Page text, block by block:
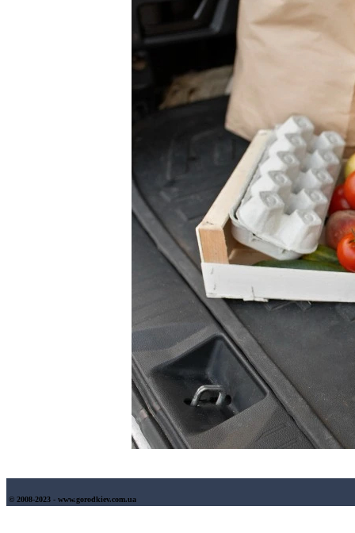
© 2008-2023 - www.gorodkiev.com.ua